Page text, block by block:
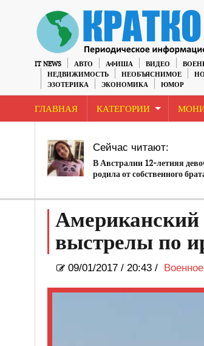
IT NEWS АВТО АФИША ВИДЕО
НЕДВИЖИМОСТЬ
НЕОБЪЯСНИМОЕ
ЭЗОТЕРИКА
ЭКОНОМИКА ЮМОР
ГЛАВНАЯ КАТЕГОРИИ
Сейчас читают:
В Австралии 12-летняя
родила от собственного
Американский
выстрелы по
09/01/2017/ 20:43 /